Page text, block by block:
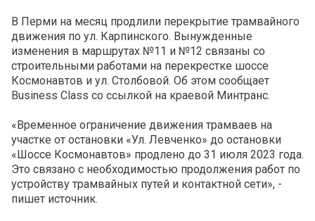
В Перми на месяц продлили перекрытие трамвайного
движения по ул. Карпинского. Вынужденные
изменения в маршрутах №11 и №12 связаны со
строительными работами на перекрестке шоссе
Космонавтов и ул. Столбовой. Об этом сообщает
Business Class со ссылкой на краевой Минтранс.
«Временное ограничение движения трамваев на
участке от остановки «Ул. Левченко» до остановки
«Шоссе Космонавтов» продлено до 31 июля 2023 года.
Это связано с необходимостью продолжения работ по
устройству трамвайных путей и контактной сети», -
пишет источник.